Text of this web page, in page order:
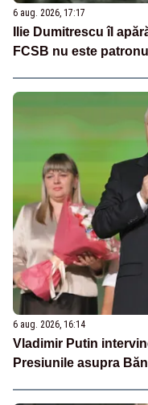
6 aug. 2026, 17:17
Ilie Dumitrescu îl
FCSB nu este
6 aug. 2026, 16:14
Vladimir Putin
Presiunile asupra